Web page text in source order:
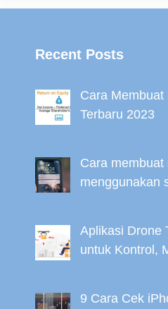
Recent Posts
Cara Membuat
Terbaru 2023
Cara membuat
menggunakan
Aplikasi Drone
untuk Kontrol,
9 Cara Cek